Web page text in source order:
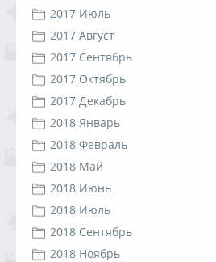
2017 Июль
2017 Август
2017 Сентябрь
2017 Октябрь
2017 Декабрь
2018 Январь
2018 Февраль
2018 Май
2018 Июнь
2018 Июль
2018 Сентябрь
2018 Ноябрь